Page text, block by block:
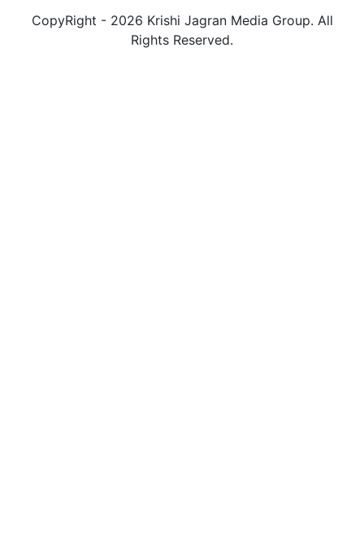
CopyRight - 2026 Krishi Jagran Media Group. All
Rights Reserved.